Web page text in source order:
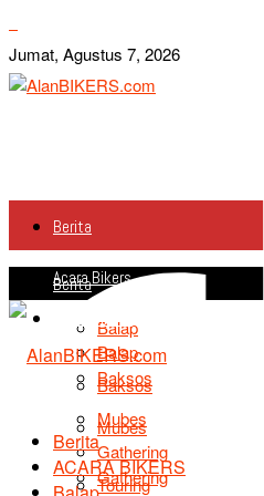
Jumat, Agustus 7, 2026
Berita
Acara Bikers
Balap
Baksos
Mubes
Gathering
Berita
Acara Bikers
Balap
Baksos
Mubes
Gathering
Touring
Berita
ACARA BIKERS